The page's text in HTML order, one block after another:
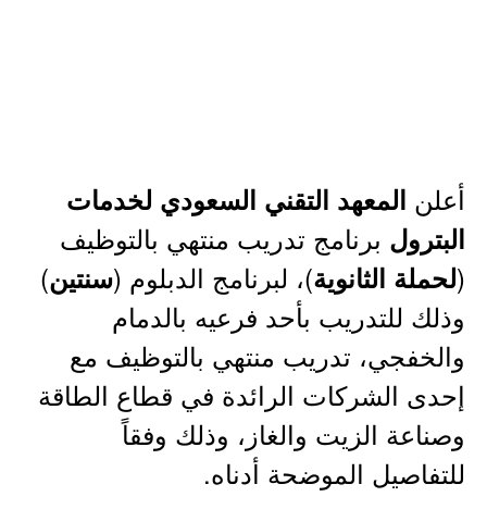
أعلن المعهد التقني السعودي لخدمات
البترول برنامج تدريب منتهي بالتوظيف
(لحملة الثانوية)، لبرنامج الدبلوم (سنتين)
وذلك للتدريب بأحد فرعيه بالدمام
والخفجي، تدريب منتهي بالتوظيف مع
إحدى الشركات الرائدة في قطاع الطاقة
وصناعة الزيت والغاز، وذلك وفقاً
للتفاصيل الموضحة أدناه.